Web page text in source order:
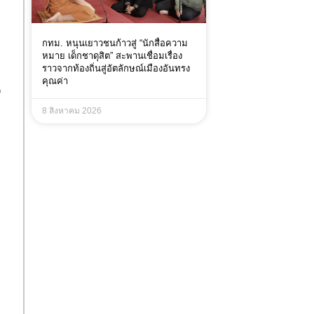
กทม. หนุนเยาวชนก้าวสู่ “นักสื่อความ
หมาย เด็กชาดุสิต” สะพานเชื่อมเรื่อง
ราวจากท้องถิ่นสู่อัตลักษณ์เมืองอันทรง
คุณค่า
8 สิงหาคม 2026